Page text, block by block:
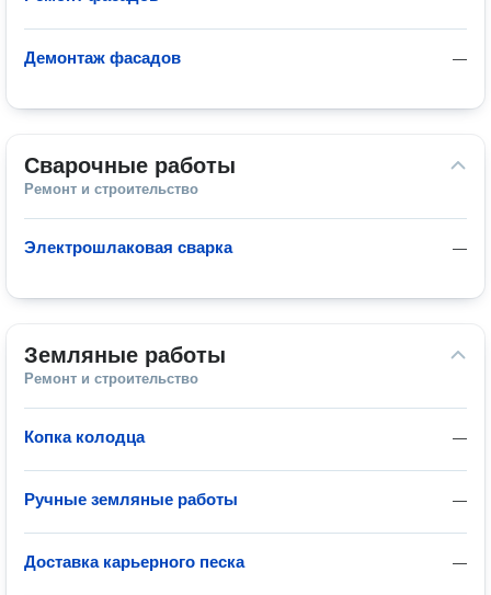
—
Демонтаж фасадов
Сварочные работы
Ремонт и строительство
—
Электрошлаковая сварка
Земляные работы
Ремонт и строительство
—
Копка колодца
—
Ручные земляные работы
—
Доставка карьерного песка